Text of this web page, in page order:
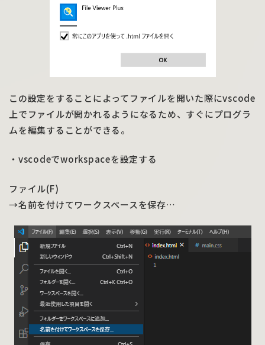
この設定をすることによってファイルを開いた際にvscode
上でファイルが開かれるようになるため、すぐにプログラ
ムを編集することができる。
・vscodeでworkspaceを設定する
ファイル(F)
→名前を付けてワークスペースを保存…